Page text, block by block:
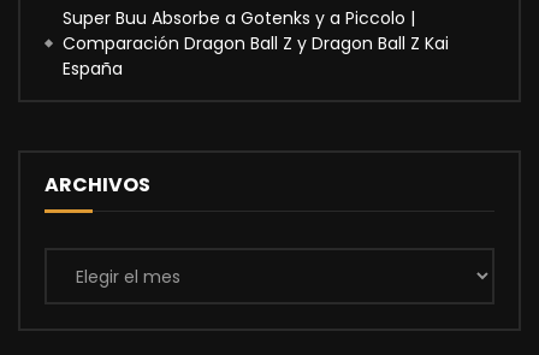
Super Buu Absorbe a Gotenks y a Piccolo |
Comparación Dragon Ball Z y Dragon Ball Z Kai
España
ARCHIVOS
Archivos